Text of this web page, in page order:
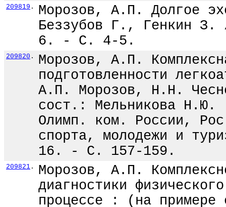
209819 .
Морозов, А.П. Долгое
Беззубов Г., Генкин
6. - С. 4-5.
209820 .
Морозов, А.П.
подготовленности
А.П. Морозов, Н.Н.
сост.: Мельникова
Олимп. ком. России,
спорта, молодежи и
16. - С. 157-159.
209821 .
Морозов, А.П.
диагностики
процессе : (на